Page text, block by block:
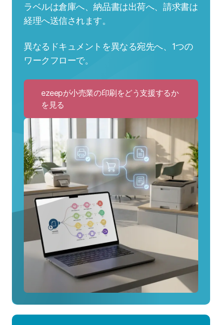
ラベルは倉庫へ、納品書は出荷へ、請求書は
経理へ送信されます。
異なるドキュメントを異なる宛先へ、1つの
ワークフローで。
ezeepが小売業の印刷をどう支援するか
を見る
to
が
小
売
業
の
印
刷
を
ど
う
支
援
る
か